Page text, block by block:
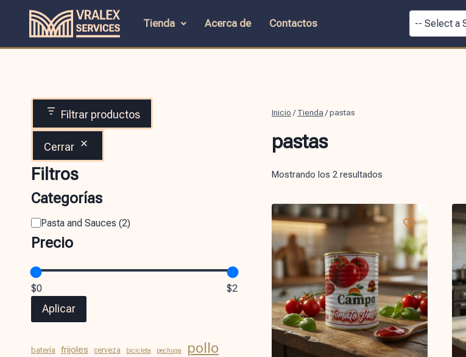
Tienda Acerca de Contactos
Inicio / Tienda /pastas
pastas
Mostrando los 2 resultados
Filtrar productos
Cerrar
Filtros
Categorías
Pasta and Sauces (2)
Precio
$0 $2
Aplicar
batería frijoles cerveza bicicleta pechuga pollo